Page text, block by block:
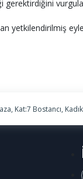
yetkilendirilmiş
Kat:7 Bostancı,